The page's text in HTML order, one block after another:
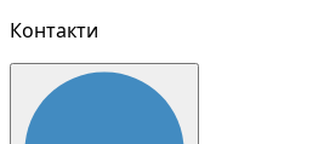
Контакти